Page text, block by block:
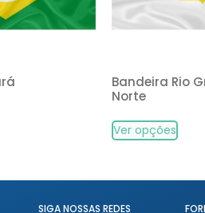
Bandeira Rio
Norte
Ver opções
SIGA NOSSAS REDES